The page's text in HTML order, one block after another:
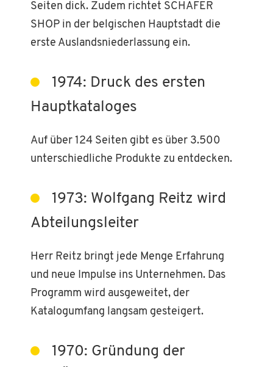
Seiten dick. Zudem richtet SCHÄFER
SHOP in der belgischen Hauptstadt die
erste Auslandsniederlassung ein.
1974: Druck des ersten
Hauptkataloges
Auf über 124 Seiten gibt es über 3.500
unterschiedliche Produkte zu entdecken.
1973: Wolfgang Reitz wird
Abteilungsleiter
Herr Reitz bringt jede Menge Erfahrung
und neue Impulse ins Unternehmen. Das
Programm wird ausgeweitet, der
Katalogumfang langsam gesteigert.
1970: Gründung der